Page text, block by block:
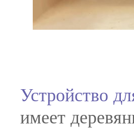
Устройство
имеет